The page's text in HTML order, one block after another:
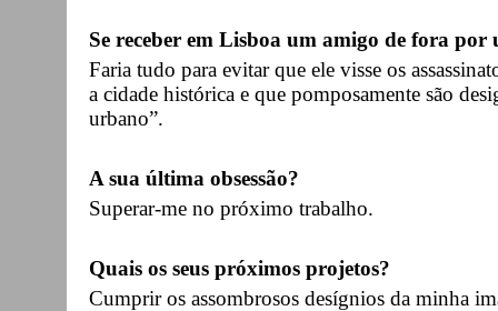
Se receber em Lisboa um amigo de fora
Faria tudo para evitar que ele visse os
a cidade histórica e que pomposamente são
urbano”.
A sua última obsessão?
Superar-me no próximo trabalho.
Quais os seus próximos projetos?
Cumprir os assombrosos desígnios da minha